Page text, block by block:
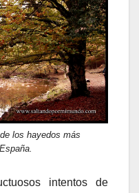
los hayedos más
intentos de